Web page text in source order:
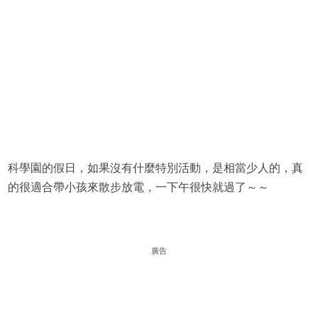
科學園的假日，如果沒有什麼特別活動，是相當少人的，真
的很適合帶小孩來散步放電，一下午很快就過了～～
廣告